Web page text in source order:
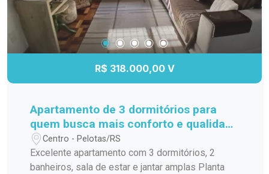
R$ 318.000,00 V
Apartamento de 3 dormitórios para
quem busca mais conforto e qualidade
de vida
Centro - Pelotas/RS
Excelente apartamento com 3 dormitórios, 2
banheiros, sala de estar e jantar amplas Planta